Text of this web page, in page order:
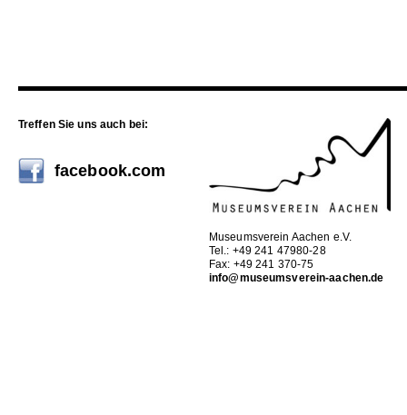
Treffen Sie uns auch bei:
facebook.com
Museumsverein Aachen e.V.
Tel.: +49 241 47980-28
Fax: +49 241 370-75
info@museumsverein-aachen.de